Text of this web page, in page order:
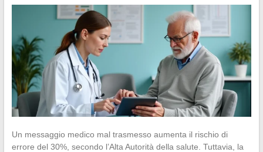
Un messaggio medico mal trasmesso aumenta il rischio di
errore del 30%, secondo l’Alta Autorità della salute. Tuttavia, la